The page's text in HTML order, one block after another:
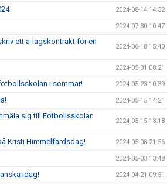
2024-08-14 14:32
2024-07-30 10:47
ett a-lagskontrakt för en
2024-06-18 15:40
2024-05-31 08:21
i sommar! 2024-05-23 10:39
2024-05-15 14:21
sig till Fotbollsskolan
2024-05-15 13:18
Kristi Himmelfärdsdag! 2024-05-08 21:56
2024-05-03 13:48
idag! 2024-04-21 09:51